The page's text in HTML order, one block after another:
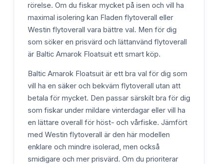
rörelse. Om du fiskar mycket på isen och vill ha
maximal isolering kan Fladen flytoverall eller
Westin flytoverall vara bättre val. Men för dig
som söker en prisvärd och lättanvänd flytoverall
är Baltic Amarok Floatsuit ett smart köp.
Baltic Amarok Floatsuit är ett bra val för dig som
vill ha en säker och bekväm flytoverall utan att
betala för mycket. Den passar särskilt bra för dig
som fiskar under mildare vinterdagar eller vill ha
en lättare overall för höst- och vårfiske. Jämfört
med Westin flytoverall är den här modellen
enklare och mindre isolerad, men också
smidigare och mer prisvärd. Om du prioriterar